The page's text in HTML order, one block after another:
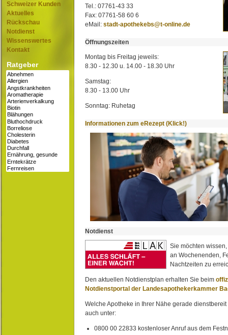
Schweizer Kunden
Aktuelles
Rückschau
Notdienst
Wissenswertes
Kontakt
Ratgeber
Tel.: 07761-43 33
Fax: 07761-58 60 6
eMail: stadt-apothekebs@t-online.de
Öffnungszeiten
Montag bis Freitag jeweils:
8.30 - 12.30 u. 14.00 - 18.30 Uhr
Samstag:
8.30 - 13.00 Uhr
Sonntag: Ruhetag
Informationen zum eRezept (Klick!)
Notdienst
Sie möchten
an Wochenenden,
Nachtzeiten zu
Den aktuellen Notdienstplan erhalten Sie beim
Notdienstportal der Landesapothekerkammer
Welche Apotheke in Ihrer Nähe gerade
auch unter:
0800 00 22833 kostenloser Anruf aus dem